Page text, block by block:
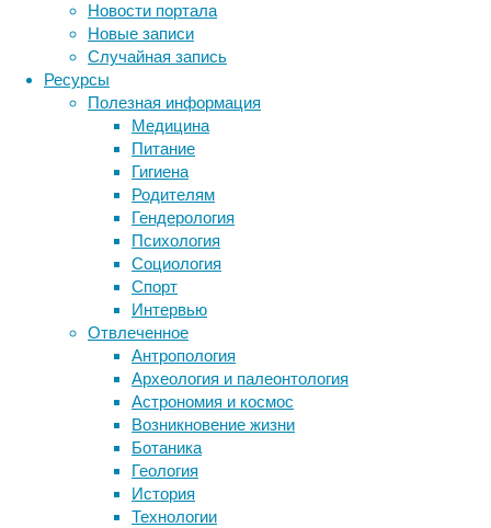
Новости портала
Новые записи
Случайная запись
Ресурсы
Полезная информация
Медицина
Питание
Гигиена
Родителям
Гендерология
Психология
Социология
Спорт
Интервью
Отвлеченное
Антропология
Археология и палеонтология
Астрономия и космос
Возникновение жизни
Ботаника
Геология
История
Технологии
в
журнале
PLOS
Biology
использовались
методы
диффузионной
МРТ,
функциональной
МРТ
нейропсихологического
тестирования
33
пациентов
инсультом
здоровых
людей.
Метки
ДНК бактерии биология
биотехнология вирусы восприятие
генетика дети
здоровье
инструменты и методы
исследования